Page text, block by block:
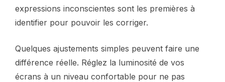
expressions inconscientes sont les premières à
identifier pour pouvoir les corriger.
Quelques ajustements simples peuvent faire une
différence réelle. Réglez la luminosité de vos
écrans à un niveau confortable pour ne pas